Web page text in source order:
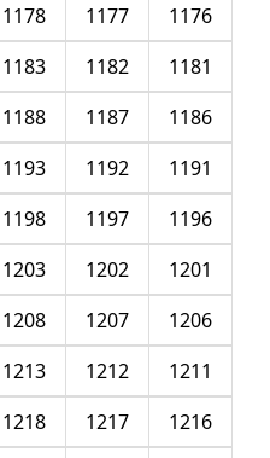
1176
1177
1178
1181
1182
1183
1186
1187
1188
1191
1192
1193
1196
1197
1198
1201
1202
1203
1206
1207
1208
1211
1212
1213
1216
1217
1218